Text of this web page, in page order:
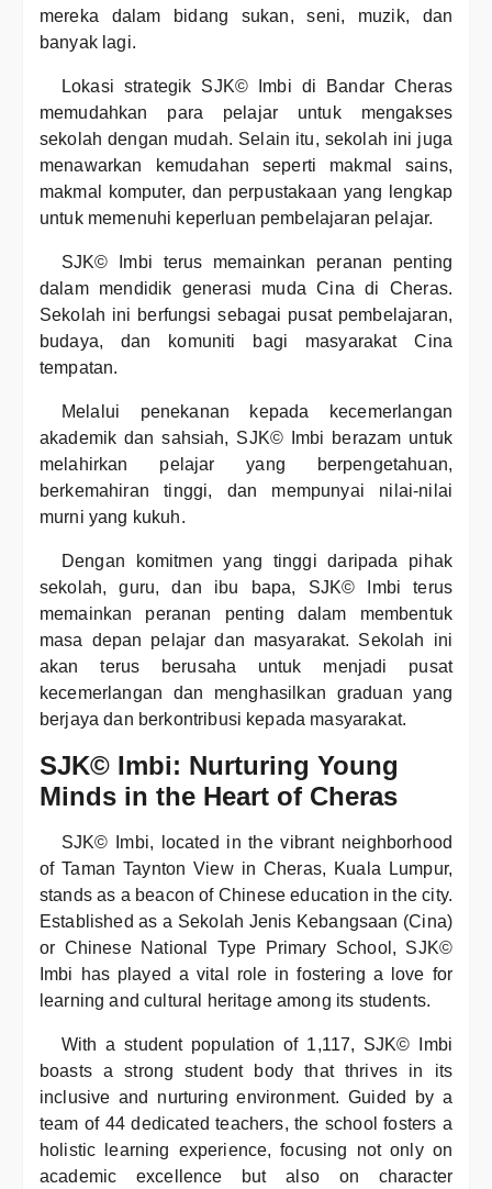
mereka dalam bidang sukan, seni, muzik, dan
banyak lagi.
Lokasi strategik SJK© Imbi di Bandar Cheras
memudahkan para pelajar untuk mengakses
sekolah dengan mudah. Selain itu, sekolah ini juga
menawarkan kemudahan seperti makmal sains,
makmal komputer, dan perpustakaan yang lengkap
untuk memenuhi keperluan pembelajaran pelajar.
SJK© Imbi terus memainkan peranan penting
dalam mendidik generasi muda Cina di Cheras.
Sekolah ini berfungsi sebagai pusat pembelajaran,
budaya, dan komuniti bagi masyarakat Cina
tempatan.
Melalui penekanan kepada kecemerlangan
akademik dan sahsiah, SJK© Imbi berazam untuk
melahirkan pelajar yang berpengetahuan,
berkemahiran tinggi, dan mempunyai nilai-nilai
murni yang kukuh.
Dengan komitmen yang tinggi daripada pihak
sekolah, guru, dan ibu bapa, SJK© Imbi terus
memainkan peranan penting dalam membentuk
masa depan pelajar dan masyarakat. Sekolah ini
akan terus berusaha untuk menjadi pusat
kecemerlangan dan menghasilkan graduan yang
berjaya dan berkontribusi kepada masyarakat.
SJK© Imbi: Nurturing Young
Minds in the Heart of Cheras
SJK© Imbi, located in the vibrant neighborhood
of Taman Taynton View in Cheras, Kuala Lumpur,
stands as a beacon of Chinese education in the city.
Established as a Sekolah Jenis Kebangsaan (Cina)
or Chinese National Type Primary School, SJK©
Imbi has played a vital role in fostering a love for
learning and cultural heritage among its students.
With a student population of 1,117, SJK© Imbi
boasts a strong student body that thrives in its
inclusive and nurturing environment. Guided by a
team of 44 dedicated teachers, the school fosters a
holistic learning experience, focusing not only on
academic excellence but also on character